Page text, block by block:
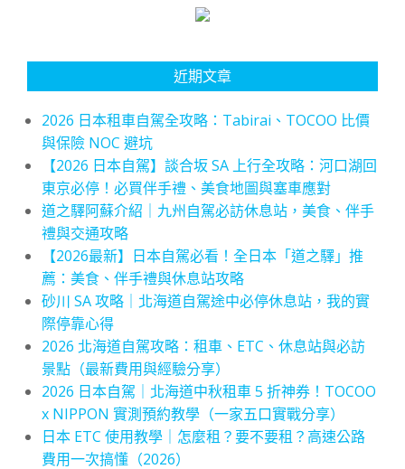
近期文章
2026 日本租車自駕全攻略：Tabirai、TOCOO 比價
與保險 NOC 避坑
【2026 日本自駕】談合坂 SA 上行全攻略：河口湖回
東京必停！必買伴手禮、美食地圖與塞車應對
道之驛阿蘇介紹｜九州自駕必訪休息站，美食、伴手
禮與交通攻略
【2026最新】日本自駕必看！全日本「道之驛」推
薦：美食、伴手禮與休息站攻略
砂川 SA 攻略｜北海道自駕途中必停休息站，我的實
際停靠心得
2026 北海道自駕攻略：租車、ETC、休息站與必訪
景點（最新費用與經驗分享）
2026 日本自駕｜北海道中秋租車 5 折神券！TOCOO
x NIPPON 實測預約教學（一家五口實戰分享）
日本 ETC 使用教學｜怎麼租？要不要租？高速公路
費用一次搞懂（2026）